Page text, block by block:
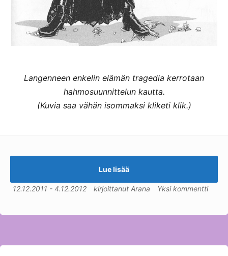
Langenneen enkelin elämän tragedia kerrotaan
hahmosuunnittelun kautta.
(Kuvia saa vähän isommaksi kliketi klik.)
Lue lisää
12.12.2011 - 4.12.2012 kirjoittanut Arana Yksi kommentti